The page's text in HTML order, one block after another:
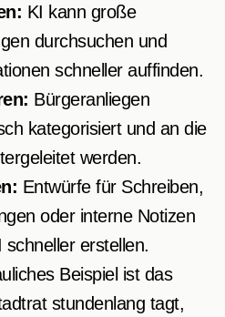
KI kann große
durchsuchen und
schneller auffinden.
Bürgeranliegen
kategorisiert und an die
werden.
Entwürfe für Schreiben,
oder interne Notizen
schneller erstellen.
Beispiel ist das
stundenlang tagt,